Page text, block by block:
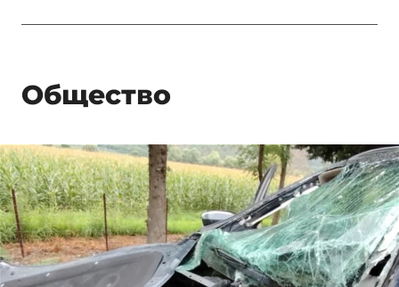
Общество